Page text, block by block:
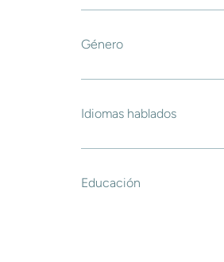
Género
Idiomas hablados
Educación